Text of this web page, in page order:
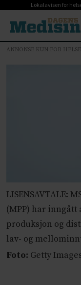
Lokalavisen for
ANNONSE KUN FOR
LISENSAVTALE:
(MPP) har
produksjon og
lav- og
Foto: Getty